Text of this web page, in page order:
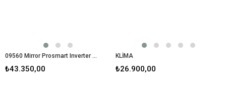
09560 Mirror Prosmart Inverter Klima Black 9000 BTU/h Split Klima
₺43.350,00
KLİMA
₺26.900,00